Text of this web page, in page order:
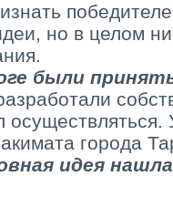
но в целом
были
города
идея